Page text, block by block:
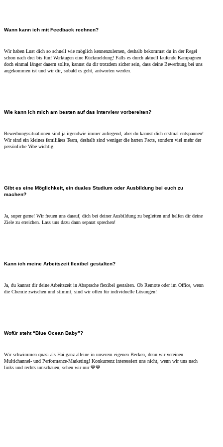
Wann kann ich mit Feedback rechnen?
Wir haben Lust dich so schnell wie möglich kennenzulernen, deshalb bekommst du in der Regel
schon nach drei bis fünf Werktagen eine Rückmeldung! Falls es durch aktuell laufende Kampagnen
doch einmal länger dauern sollte, kannst du dir trotzdem sicher sein, dass deine Bewerbung bei uns
angekommen ist und wir dir, sobald es geht, antworten werden.
Wie kann ich mich am besten auf das Interview vorbereiten?
Bewerbungssituationen sind ja irgendwie immer aufregend, aber du kannst dich erstmal entspannen!
Wir sind ein kleines familiäres Team, deshalb sind weniger die harten Facts, sondern viel mehr der
persönliche Vibe wichtig.
Gibt es eine Möglichkeit, ein duales Studium oder Ausbildung bei euch zu
machen?
Ja, super gerne! Wir freuen uns darauf, dich bei deiner Ausbildung zu begleiten und helfen dir deine
Ziele zu erreichen. Lass uns dazu dann separat sprechen!
Kann ich meine Arbeitszeit flexibel gestalten?
Ja, du kannst dir deine Arbeitszeit in Absprache flexibel gestalten. Ob Remote oder im Office, wenn
die Chemie zwischen und stimmt, sind wir offen für individuelle Lösungen!
Wofür steht “Blue Ocean Baby”?
Wir schwimmen quasi als Hai ganz alleine in unserem eigenen Becken, denn wir vereinen
Multichannel- und Performance-Marketing! Konkurrenz interessiert uns nicht, wenn wir uns nach
links und rechts umschauen, sehen wir nur 💙💙